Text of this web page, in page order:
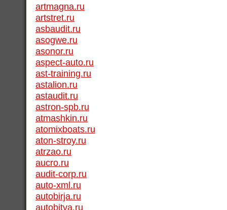
artmagna.ru
artstret.ru
asbaudit.ru
asogwe.ru
asonor.ru
aspect-auto.ru
ast-training.ru
astalion.ru
astaudit.ru
astron-spb.ru
atmashkin.ru
atomixboats.ru
aton-stroy.ru
atrzao.ru
aucro.ru
audit-corp.ru
auto-xml.ru
autobirja.ru
autobitva.ru